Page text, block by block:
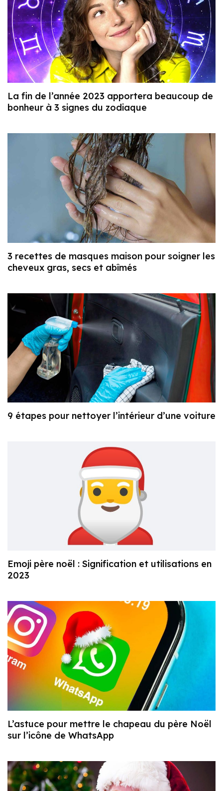
La fin de l’année 2023 apportera beaucoup de
bonheur à 3 signes du zodiaque
3 recettes de masques maison pour soigner les
cheveux gras, secs et abîmés
9 étapes pour nettoyer l’intérieur d’une voiture
Emoji père noël : Signification et utilisations en
2023
L’astuce pour mettre le chapeau du père Noël
sur l’icône de WhatsApp